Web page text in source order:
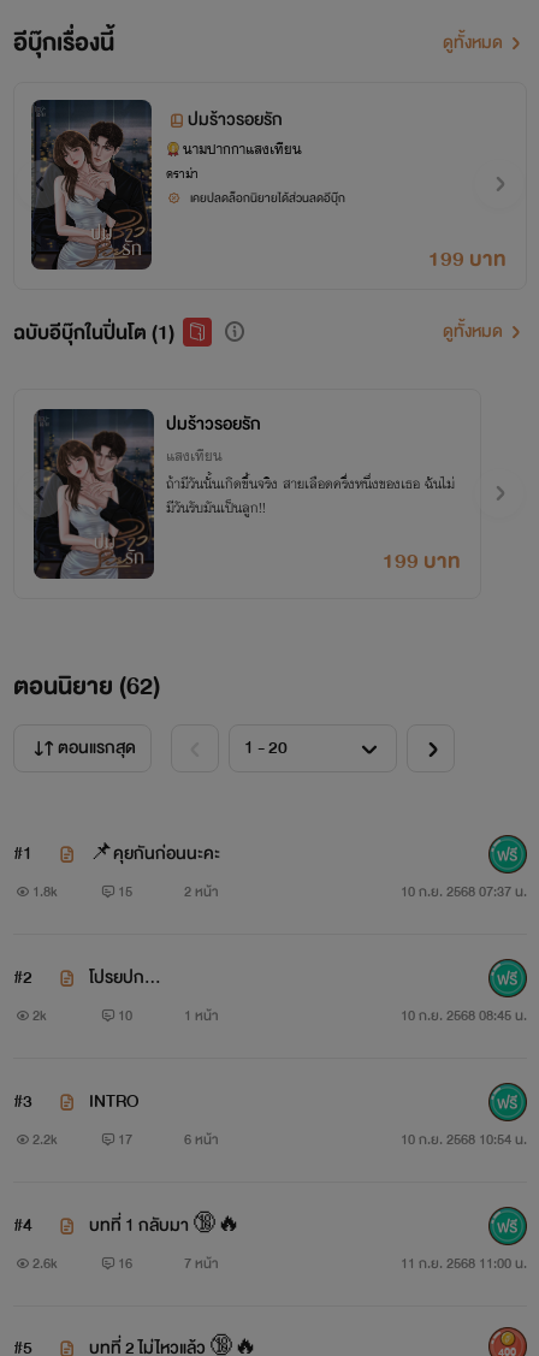
อีบุ๊กเรื่องนี้ ดูทั้งหมด
ปมร้าวรอยรัก
นามปากกาแสงเทียน
ดราม่า
เคยปลดล็อกนิยายได้ส่วนลดอีบุ๊ก
199 บาท
ฉบับอีบุ๊กในปิ่นโต (1) ดูทั้งหมด
ปมร้าวรอยรัก
แสงเทียน
ถ้ามีวันนั้นเกิดขึ้นจริง สายเลือดครึ่งหนึ่งของเธอ ฉันไม่
มีวันรับมันเป็นลูก!!
199 บาท
ตอนนิยาย (62)
ตอนแรกสุด
#1 📌คุยกันก่อนนะคะ
1.8k 15 2 หน้า 10 ก.ย. 2568 07:37 น.
#2 โปรยปก...
2k 10 1 หน้า 10 ก.ย. 2568 08:45 น.
#3 INTRO
2.2k 17 6 หน้า 10 ก.ย. 2568 10:54 น.
#4 บทที่ 1 กลับมา 🔞🔥
2.6k 16 7 หน้า 11 ก.ย. 2568 11:00 น.
#5 บทที่ 2 ไม่ไหวแล้ว 🔞🔥